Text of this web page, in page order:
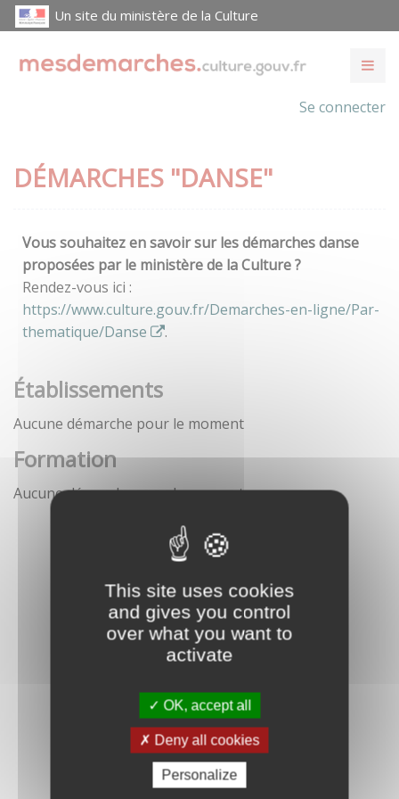
This site uses cookies
and gives you control
over what you want to
activate
OK, accept all
Deny all cookies
Personalize
Un site du ministère de la Culture
Se connecter
DÉMARCHES "DANSE"
Vous souhaitez en savoir sur les démarches danse
proposées par le ministère de la Culture ?
Rendez-vous ici :
https://www.culture.gouv.fr/Demarches-en-ligne/Par-
thematique/Danse
.
Établissements
Aucune démarche pour le moment
Formation
Aucune démarche pour le moment